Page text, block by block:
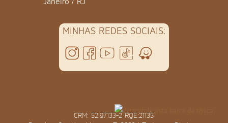
MINHAS REDES SOCIAIS:
CRM: 52.97133-2 RQE:21135